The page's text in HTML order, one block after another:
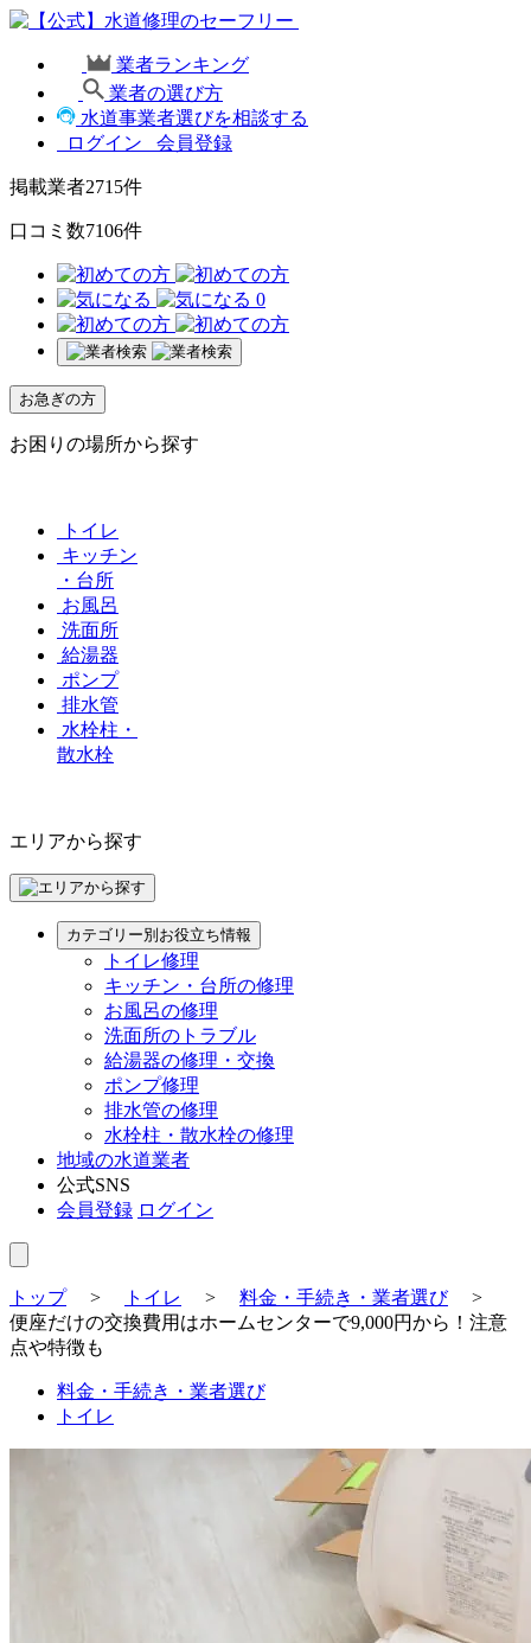
業者ランキング
業者の選び方
水道事業者選びを相談する
ログイン
会員登録
掲載業者2715件
口コミ数7106件
0
お急ぎの方
お困りの場所から探す
トイレ
キッチン
・台所
お風呂
洗面所
給湯器
ポンプ
排水管
水栓柱・
散水栓
エリアから探す
カテゴリー別お役立ち情報
トイレ修理
キッチン・台所の修理
お風呂の修理
洗面所のトラブル
給湯器の修理・交換
ポンプ修理
排水管の修理
水栓柱・散水栓の修理
地域の水道業者
公式SNS
会員登録 ログイン
トップ> トイレ > 料金・手続き・業者選び>
便座だけの交換費用はホームセンターで9,000円から！注意
点や特徴も
料金・手続き・業者選び
トイレ